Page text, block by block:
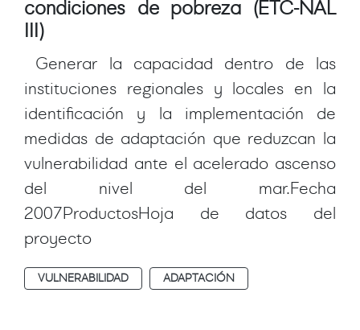
condiciones de pobreza (ETC-NAL
III)
Generar la capacidad dentro de las
instituciones regionales y locales en la
identificación y la implementación de
medidas de adaptación que reduzcan la
vulnerabilidad ante el acelerado ascenso
del nivel del mar.Fecha
2007ProductosHoja de datos del
proyecto
VULNERABILIDAD ADAPTACIÓN